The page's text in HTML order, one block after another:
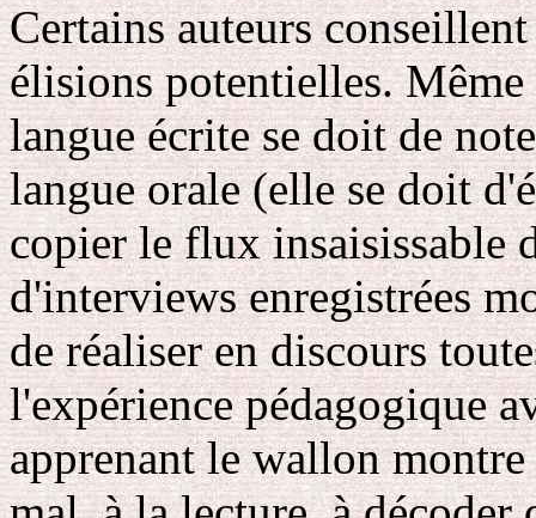
Certains auteurs
élisions potentielles.
langue écrite se doit de
langue orale (elle se doit
copier le flux insaisissable
d'interviews enregistrées
de réaliser en discours
l'expérience pédagogique
apprenant le wallon